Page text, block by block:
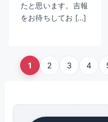
たと思います。吉報
をお待ちしてお […]
1 2 3 4